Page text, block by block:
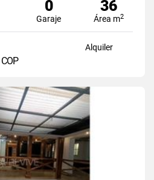
0
Garaje
36
Área m2
Alquiler
COP